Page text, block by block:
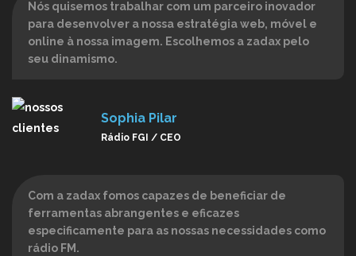
Nós quisemos trabalhar com um parceiro inovador
para desenvolver a nossa estratégia web, móvel e
online à nossa imagem. Escolhemos a zadax pelo
seu dinamismo.
Sophia Pilar
Rádio FGI / CEO
Com a zadax fomos capazes de beneficiar de
ferramentas abrangentes e eficazes
especificamente para as nossas necessidades como
rádio FM.